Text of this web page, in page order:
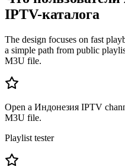
IPTV-каталога
The design focuses on fast
a simple path from public
M3U file.
Open a Индонезия IPTV
M3U file.
Playlist tester